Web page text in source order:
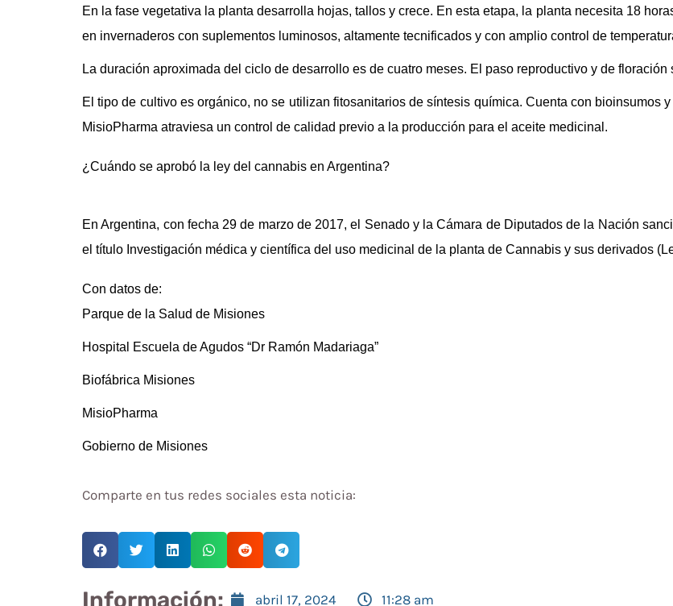
En la fase vegetativa la planta desarrolla hojas, tallos y crece. En esta etapa, la planta necesita 18
en invernaderos con suplementos luminosos, altamente tecnificados y con amplio control de
La duración aproximada del ciclo de desarrollo es de cuatro meses. El paso reproductivo y de
El tipo de cultivo es orgánico, no se utilizan fitosanitarios de síntesis química. Cuenta con bioinsumos
MisioPharma atraviesa un control de calidad previo a la producción para el aceite medicinal.
¿Cuándo se aprobó la ley del cannabis en Argentina?
En Argentina, con fecha 29 de marzo de 2017, el Senado y la Cámara de Diputados de la Nación
el título Investigación médica y científica del uso medicinal de la planta de Cannabis y sus derivados
Con datos de:
Parque de la Salud de Misiones
Hospital Escuela de Agudos “Dr Ramón Madariaga”
Biofábrica Misiones
MisioPharma
Gobierno de Misiones
Comparte en tus redes sociales esta noticia:
Información: abril 17, 2024 11:28 am